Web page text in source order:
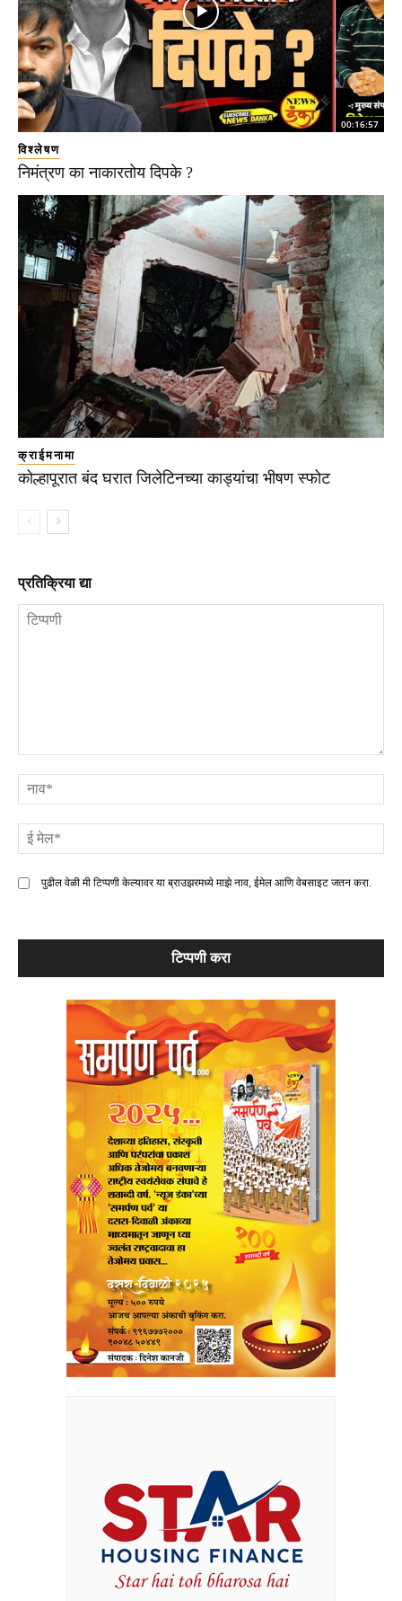
00:16:57
विश्लेषण
निमंत्रण का नाकारतोय दिपके ?
क्राईमनामा
कोल्हापूरात बंद घरात जिलेटिनच्या काड्यांचा भीषण स्फोट
प्रतिक्रिया द्या
पुढील वेळी मी टिप्पणी केल्यावर या ब्राउझरमध्ये माझे नाव, ईमेल आणि वेबसाइट जतन करा.